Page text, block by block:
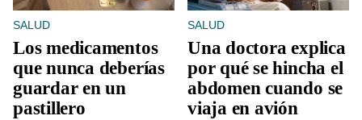
SALUD
Los medicamentos
que nunca deberías
guardar en un
pastillero
SALUD
Una doctora explica
por qué se hincha el
abdomen cuando se
viaja en avión